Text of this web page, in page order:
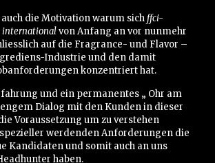
auch die Motivation warum sich ffci-
internationalvon Anfang an vor nunmehr
auf die Fragrance- und Flavor –
Industrie und den damit
konzentriert hat.
und ein permanentes „ Ohr am
Dialog mit den Kunden in dieser
Voraussetzung um zu verstehen
werdenden Anforderungen die
Kandidaten und somit auch an uns
haben.